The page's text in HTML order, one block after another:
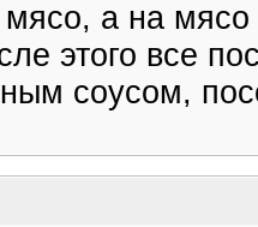
мясо, а на
этого все
соусом,